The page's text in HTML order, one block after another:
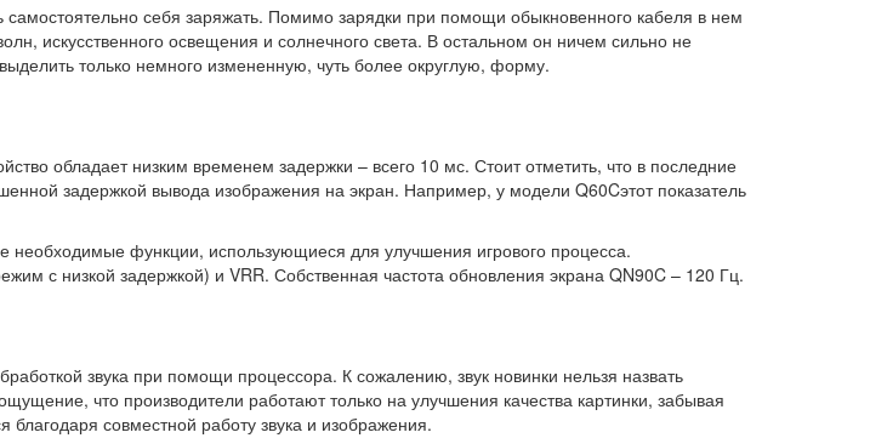
самостоятельно себя заряжать. Помимо зарядки при помощи обыкновенного кабеля в нем
искусственного освещения и солнечного света. В остальном он ничем сильно не
только немного измененную, чуть более округлую, форму.
обладает низким временем задержки – всего 10 мс. Стоит отметить, что в последние
задержкой вывода изображения на экран. Например, у модели Q60Cэтот показатель
необходимые функции, использующиеся для улучшения игрового процесса.
с низкой задержкой) и VRR. Собственная частота обновления экрана QN90C – 120 Гц.
звука при помощи процессора. К сожалению, звук новинки нельзя назвать
что производители работают только на улучшения качества картинки, забывая
совместной работу звука и изображения.